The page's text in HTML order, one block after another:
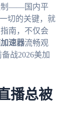
制——国内平
切的关键，就
南，不仅会
速器流畅观
战2026美加
播总被